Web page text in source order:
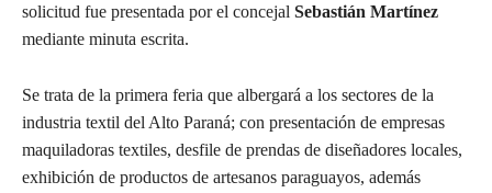
solicitud fue presentada por el concejal Sebastián Martínez
mediante minuta escrita.
Se trata de la primera feria que albergará a los sectores de la
industria textil del Alto Paraná; con presentación de empresas
maquiladoras textiles, desfile de prendas de diseñadores locales,
exhibición de productos de artesanos paraguayos, además